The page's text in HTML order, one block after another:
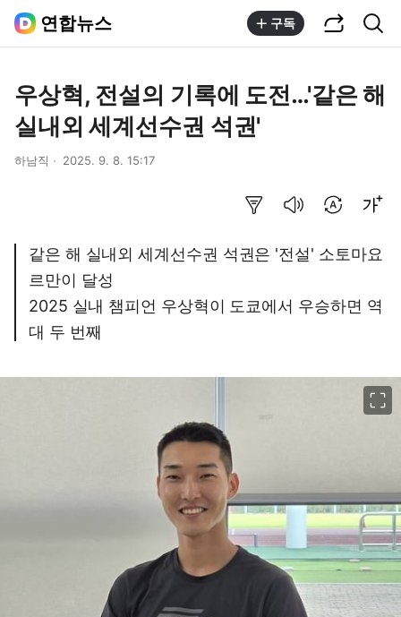
연합뉴스 구독
우상혁, 전설의 기록에 도전…'같은 해
실내외 세계선수권 석권'
하남직 2025. 9. 8. 15:17
같은 해 실내외 세계선수권 석권은 '전설' 소토마요
르만이 달성
2025 실내 챔피언 우상혁이 도쿄에서 우승하면 역
대 두 번째